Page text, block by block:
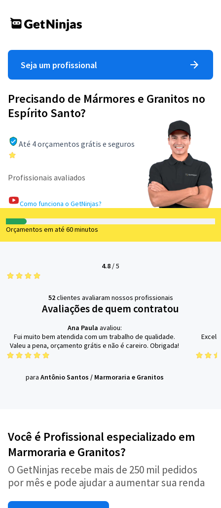
Seja um profissional
Precisando de Mármores e Granitos no
Espírito Santo?
Até 4 orçamentos grátis e seguros
Profissionais avaliados
Como funciona o GetNinjas?
Orçamentos em até 60 minutos
4.8 /5
52clientes avaliaram nossos profissionais
Avaliações de quem contratou
Ana Paula avaliou:
Fui muito bem atendida com um trabalho de qualidade.
Valeu a pena, orçamento grátis e não é careiro. Obrigada!
para Antônio Santos / Marmoraria e Granitos
Você é Profissional especializado em
Marmoraria e Granitos?
O GetNinjas recebe mais de 250 mil pedidos
por mês e pode ajudar a aumentar sua renda